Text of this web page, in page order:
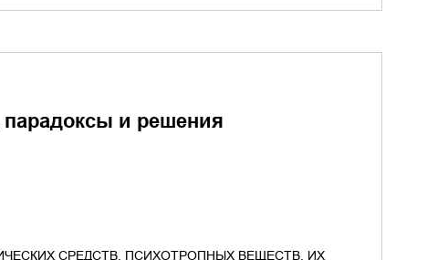
и решения
СРЕДСТВ, ПСИХОТРОПНЫХ ВЕЩЕСТВ, ИХ